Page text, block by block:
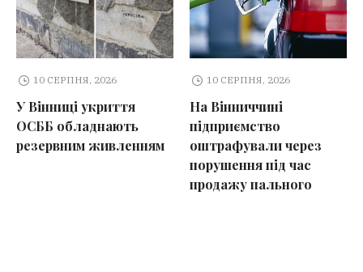
10 СЕРПНЯ, 2026
У Вінниці укриття
ОСББ обладнають
резервним живленням
10 СЕРПНЯ, 2026
На Вінниччині
підприємство
оштрафували через
порушення під час
продажу пального